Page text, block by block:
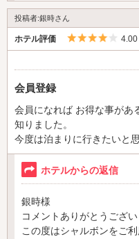
全従業員に再度徹底して
いたしました。
それと121号室において
たしました。
ホテルシャルボンではさ
り組んでまいります。
なべ様のまたのお越しを
す。
ホテルシャルボ
投稿者:銀時さん
ホテル評価 5つ
4.00
会員登録
会員になれば お得な事があ
知りました。
今度は泊まりに行きたいと思
ホテルからの返信
銀時様
コメントありがとうござい
この度はシャルボンをご